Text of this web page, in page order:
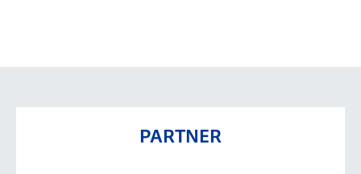
PARTNER